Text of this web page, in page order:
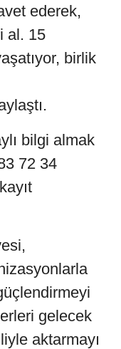
ederek,
al. 15
birlik
bilgi almak
72 34
gelecek
aktarmayı